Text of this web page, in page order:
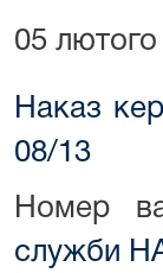
05
Наказ
08/13
Номер
служби